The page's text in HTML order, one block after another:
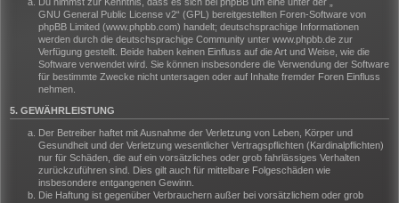
GNU General Public License v2“ (GPL) bereitgestellten Foren-Software von
phpBB Limited (www.phpbb.com) handelt; deutschsprachige Informationen
werden durch die deutschsprachige Community unter www.phpbb.de zur
Verfügung gestellt. Beide haben keinen Einfluss auf die Art und Weise, wie die
Software verwendet wird. Sie können insbesondere die Verwendung der Software
für bestimmte Zwecke nicht untersagen oder auf Inhalte fremder Foren Einfluss
nehmen.
5. GEWÄHRLEISTUNG
Der Betreiber haftet mit Ausnahme der Verletzung von Leben, Körper und
Gesundheit und der Verletzung wesentlicher Vertragspflichten (Kardinalpflichten)
nur für Schäden, die auf ein vorsätzliches oder grob fahrlässiges Verhalten
zurückzuführen sind. Dies gilt auch für mittelbare Folgeschäden wie
insbesondere entgangenen Gewinn.
Die Haftung ist gegenüber Verbrauchern außer bei vorsätzlichem oder grob